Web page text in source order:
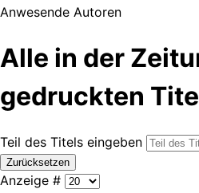
Anwesende Autoren
Alle in der
gedruckten
Teil des Titels eingeben
Zurücksetzen
Anzeige #